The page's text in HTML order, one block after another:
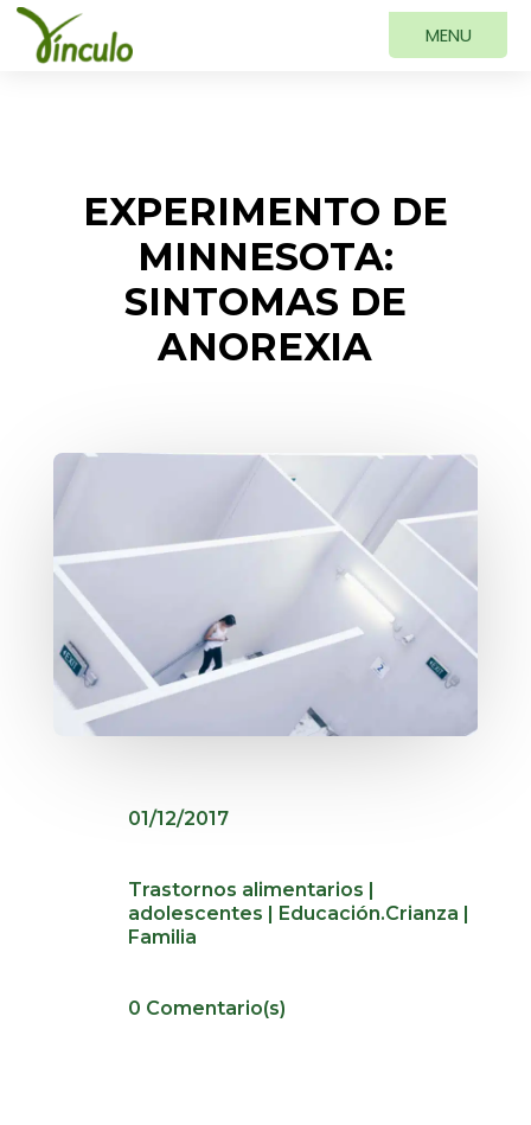
EXPERIMENTO DE
MINNESOTA:
SINTOMAS DE
ANOREXIA
01/12/2017
Trastornos alimentarios |
adolescentes | Educación.Crianza |
Familia
0 Comentario(s)